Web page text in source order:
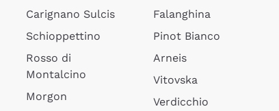
Carignano Sulcis
Schioppettino
Rosso di
Montalcino
Morgon
Falanghina
Pinot Bianco
Arneis
Vitovska
Verdicchio